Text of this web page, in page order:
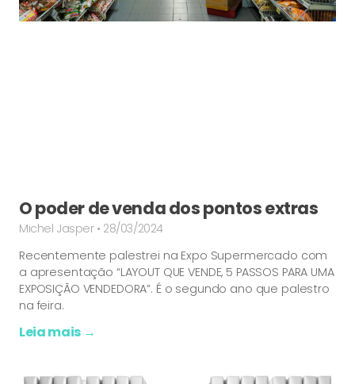
O poder de venda dos pontos extras
Michel Jasper 28/03/2024
Recentemente palestrei na Expo Supermercado com
a apresentação “LAYOUT QUE VENDE, 5 PASSOS PARA UMA
EXPOSIÇÃO VENDEDORA”. É o segundo ano que palestro
na feira.
Leia mais →